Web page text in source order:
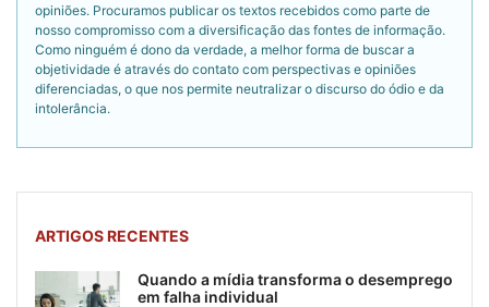
opiniões. Procuramos publicar os textos recebidos como parte de
nosso compromisso com a diversificação das fontes de informação.
Como ninguém é dono da verdade, a melhor forma de buscar a
objetividade é através do contato com perspectivas e opiniões
diferenciadas, o que nos permite neutralizar o discurso do ódio e da
intolerância.
ARTIGOS RECENTES
Quando a mídia transforma o desemprego
em falha individual